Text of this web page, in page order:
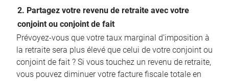
2. Partagez votre revenu de retraite avec votre
conjoint ou conjoint de fait
Prévoyez-vous que votre taux marginal d’imposition à
la retraite sera plus élevé que celui de votre conjoint ou
conjoint de fait ? Si vous touchez un revenu de retraite,
vous pouvez diminuer votre facture fiscale totale en